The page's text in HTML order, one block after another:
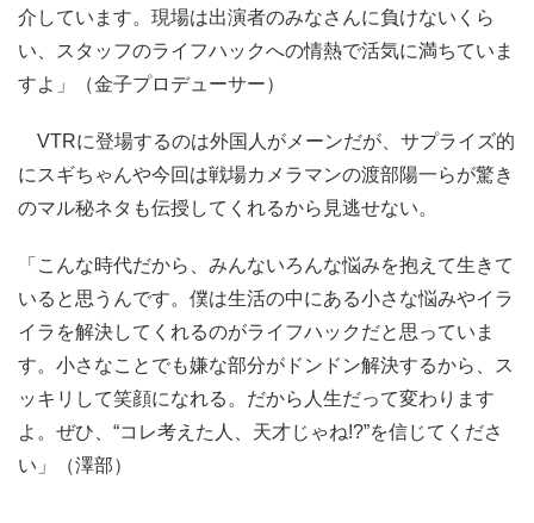
介しています。現場は出演者のみなさんに負けないくら
い、スタッフのライフハックへの情熱で活気に満ちていま
すよ」（金子プロデューサー）
VTRに登場するのは外国人がメーンだが、サプライズ的
にスギちゃんや今回は戦場カメラマンの渡部陽一らが驚き
のマル秘ネタも伝授してくれるから見逃せない。
「こんな時代だから、みんないろんな悩みを抱えて生きて
いると思うんです。僕は生活の中にある小さな悩みやイラ
イラを解決してくれるのがライフハックだと思っていま
す。小さなことでも嫌な部分がドンドン解決するから、ス
ッキリして笑顔になれる。だから人生だって変わります
よ。ぜひ、“コレ考えた人、天才じゃね!?”を信じてくださ
い」（澤部）